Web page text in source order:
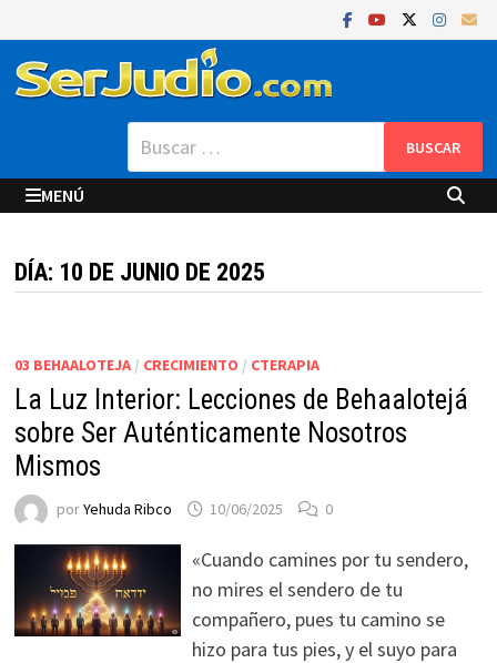
al
contenido
Buscar:
MENÚ
DÍA: 10 DE JUNIO DE 2025
03 BEHAALOTEJA/ CRECIMIENTO / CTERAPIA
La Luz Interior: Lecciones de Behaalotejá
sobre Ser Auténticamente Nosotros
Mismos
porYehuda Ribco 10/06/2025 0
«Cuando camines por tu sendero,
no mires el sendero de tu
compañero, pues tu camino se
hizo para tus pies, y el suyo para